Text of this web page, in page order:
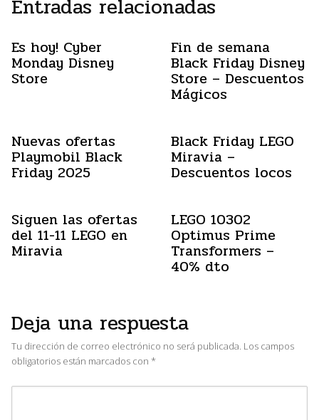
Entradas relacionadas
Es hoy! Cyber
Monday Disney
Store
Fin de semana
Black Friday Disney
Store – Descuentos
Mágicos
Nuevas ofertas
Playmobil Black
Friday 2025
Black Friday LEGO
Miravia –
Descuentos locos
Siguen las ofertas
del 11-11 LEGO en
Miravia
LEGO 10302
Optimus Prime
Transformers –
40% dto
Deja una respuesta
Tu dirección de correo electrónico no será publicada. Los campos
obligatorios están marcados con *